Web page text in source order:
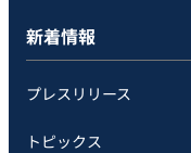
新着情報
プレスリリース
トピックス